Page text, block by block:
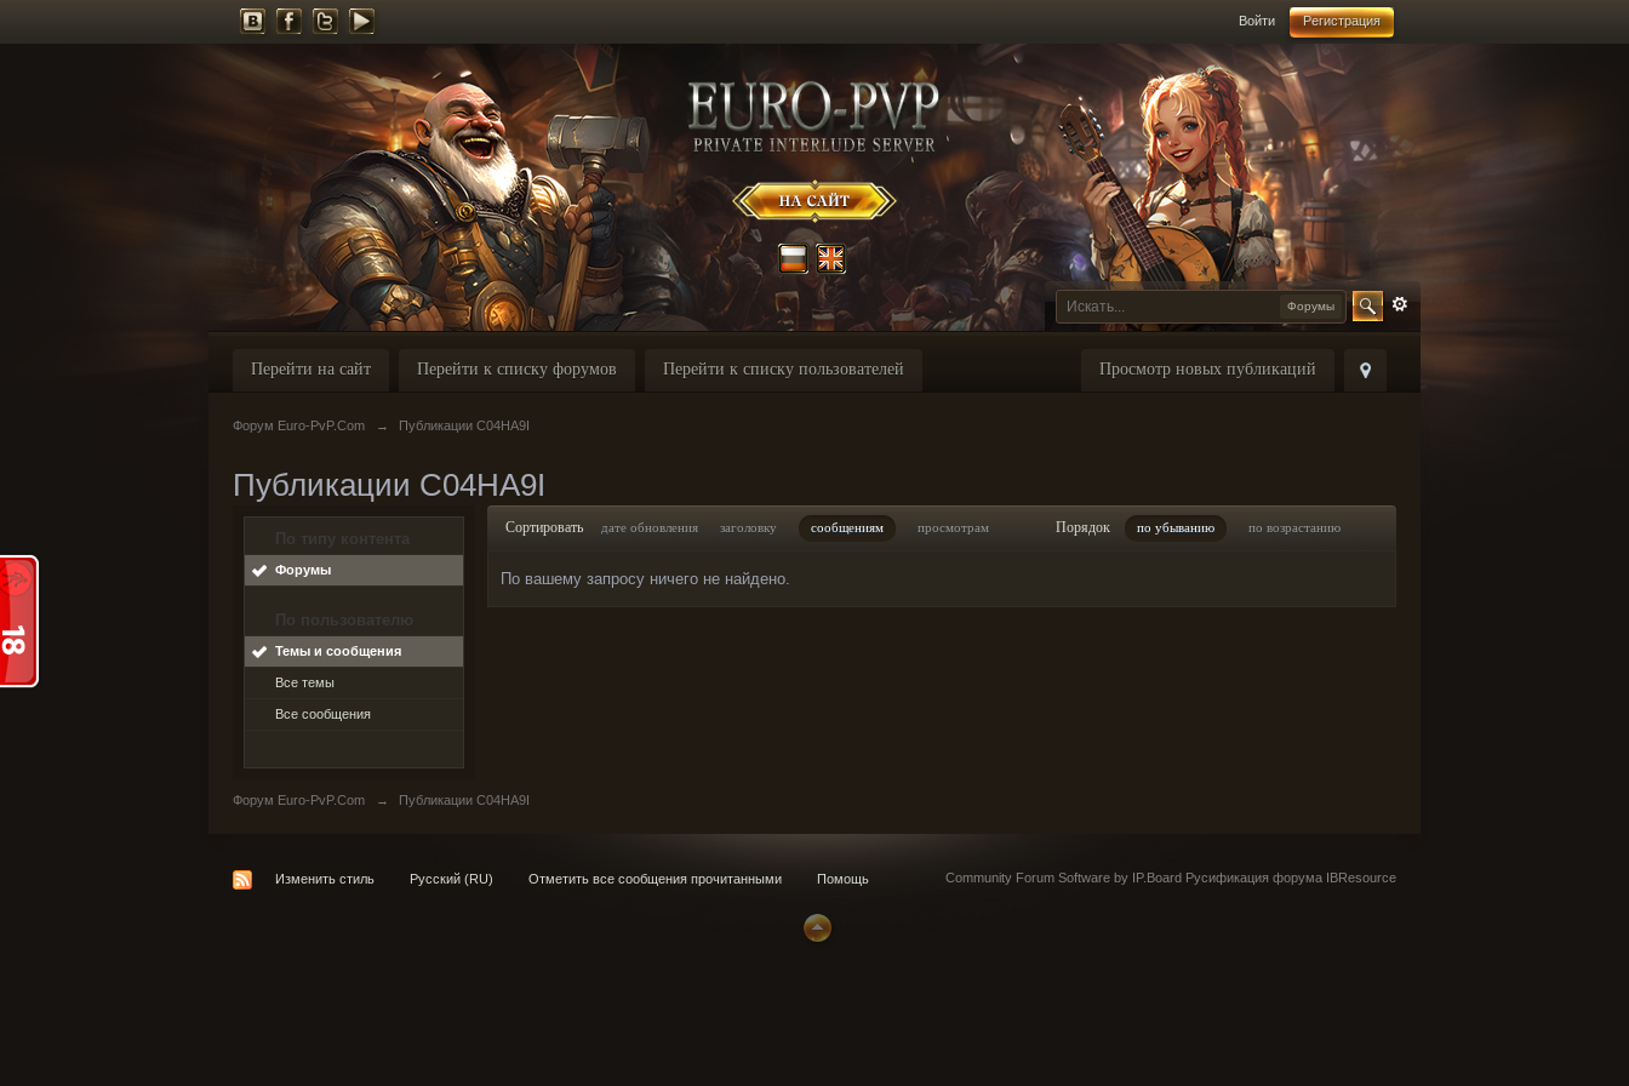
Войти Регистрация
Форумы
Просмотр новых публикаций
Перейти на сайт Перейти к списку форумов Перейти к списку пользователей
Форум Euro-PvP.Com → Публикации C04HA9I
Публикации C04HA9I
По типу контента
Форумы
По пользователю
Темы и сообщения
Все темы
Все сообщения
Сортировать дате обновления заголовку сообщениям просмотрам Порядок по убыванию по возрастанию
По вашему запросу ничего не найдено.
Форум Euro-PvP.Com → Публикации C04HA9I
Изменить стиль Русский (RU) Отметить все сообщения прочитанными Помощь Community Forum Software by IP.Board Русификация форума IBResource